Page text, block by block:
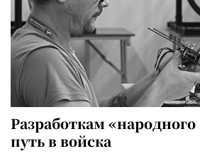
Разработкам
путь в войска